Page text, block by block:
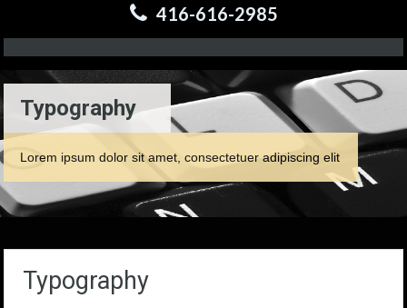
416-616-2985
Typography
Lorem ipsum dolor sit amet, consectetuer adipiscing elit
Typography